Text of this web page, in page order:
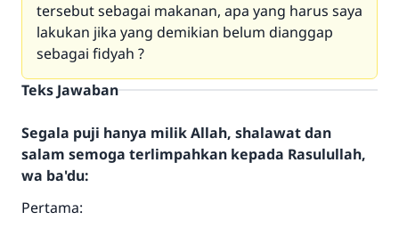
tersebut sebagai makanan, apa yang harus saya
lakukan jika yang demikian belum dianggap
sebagai fidyah ?
Teks Jawaban
Segala puji hanya milik Allah, shalawat dan
salam semoga terlimpahkan kepada Rasulullah,
wa ba'du:
Pertama: